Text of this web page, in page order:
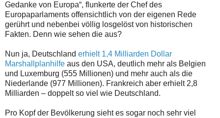
Gedanke von Europa“, flunkerte der Chef des
Europaparlaments offensichtlich von der eigenen Rede
gerührt und nebenbei völlig losgelöst von historischen
Fakten. Denn wie sehen die aus?
Nun ja, Deutschland erhielt 1,4 Milliarden Dollar
Marshallplanhilfe aus den USA, deutlich mehr als Belgien
und Luxemburg (555 Millionen) und mehr auch als die
Niederlande (977 Millionen). Frankreich aber erhielt 2,8
Milliarden – doppelt so viel wie Deutschland.
Pro Kopf der Bevölkerung sieht es sogar noch sehr viel